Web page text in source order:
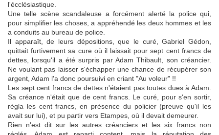
l'écclésiastique.
Une telle scène scandaleuse a forcément alerté la police qui,
pour simplifier les choses, a appréhendé les deux hommes et les
a conduits au bureau de police.
Il apparaît, de leurs dépositions, que le curé, Gabriel Gédon,
quittait furtivement sa cure où il laissait pour sept cent francs de
dettes, lorsqu'il a été surpris par Adam Thibault, son créancier.
Ne voulant pas laisser s'échapper une chance de récupérer son
argent, Adam l'a donc poursuivi en criant "Au voleur" !!
Les sept cent francs de dettes n'étaient pas toutes dues à Adam.
Sa créance n'était que de cent francs. Le curé, pour s'en sortir,
régla les cent francs, en présence du policier (preuve qu'il les
avait sur lui), et pu partir vers Etampes, où il devait demeurer.
Rien n'est dit sur les autres créanciers et les six francs non